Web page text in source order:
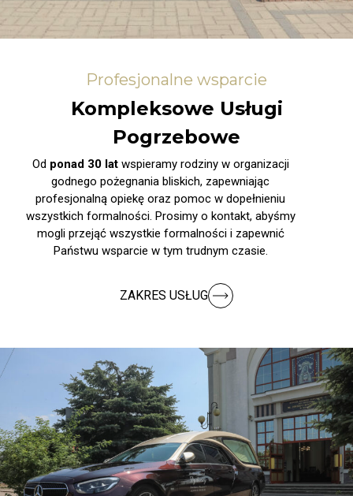
Profesjonalne wsparcie
Kompleksowe Usługi
Pogrzebowe
Od ponad 30 latwspieramy rodziny w organizacji
godnego pożegnania bliskich, zapewniając
profesjonalną opiekę oraz pomoc w dopełnieniu
wszystkich formalności. Prosimy o kontakt, abyśmy
mogli przejąć wszystkie formalności i zapewnić
Państwu wsparcie w tym trudnym czasie.
ZAKRES USŁUG